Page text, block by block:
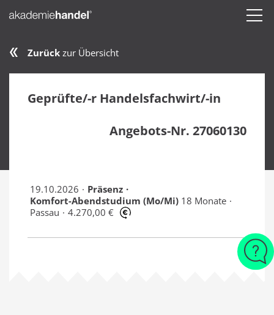
Zurück zur Übersicht
Geprüfte/-r Handelsfachwirt/-in
Angebots-Nr. 27060130
19.10.2026
Präsenz
Komfort-Abendstudium (Mo/Mi) 18 Monate
Passau
4.270,00 €